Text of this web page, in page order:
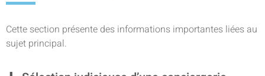
Cette section présente des informations importantes liées au
sujet principal.